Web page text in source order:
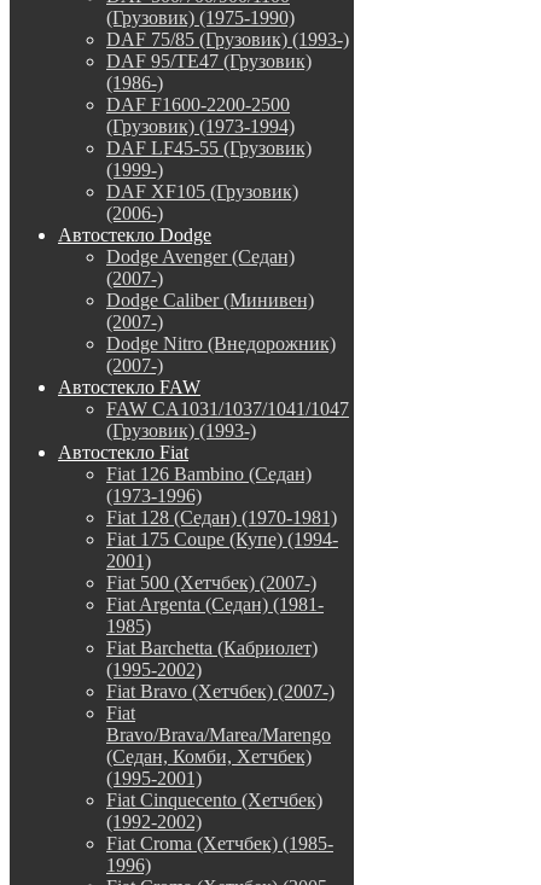
(Грузовик) (1975-1990)
DAF 75/85 (Грузовик) (1993-)
DAF 95/TE47 (Грузовик)
(1986-)
DAF F1600-2200-2500
(Грузовик) (1973-1994)
DAF LF45-55 (Грузовик)
(1999-)
DAF XF105 (Грузовик)
(2006-)
Автостекло Dodge
Dodge Avenger (Седан)
(2007-)
Dodge Caliber (Минивен)
(2007-)
Dodge Nitro (Внедорожник)
(2007-)
Автостекло FAW
FAW CA1031/1037/1041/1047
(Грузовик) (1993-)
Автостекло Fiat
Fiat 126 Bambino (Седан)
(1973-1996)
Fiat 128 (Седан) (1970-1981)
Fiat 175 Coupe (Купе) (1994-
2001)
Fiat 500 (Хетчбек) (2007-)
Fiat Argenta (Седан) (1981-
1985)
Fiat Barchetta (Кабриолет)
(1995-2002)
Fiat Bravo (Хетчбек) (2007-)
Fiat
Bravo/Brava/Marea/Marengo
(Седан, Комби, Хетчбек)
(1995-2001)
Fiat Cinquecento (Хетчбек)
(1992-2002)
Fiat Croma (Хетчбек) (1985-
1996)